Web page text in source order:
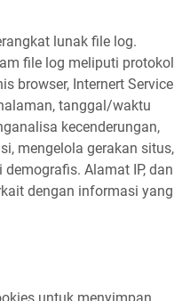
lunak file log.
file log meliputi protokol
browser, Internert Service
tanggal/waktu
kecenderungan,
mengelola gerakan situs,
Alamat IP, dan
dengan informasi yang